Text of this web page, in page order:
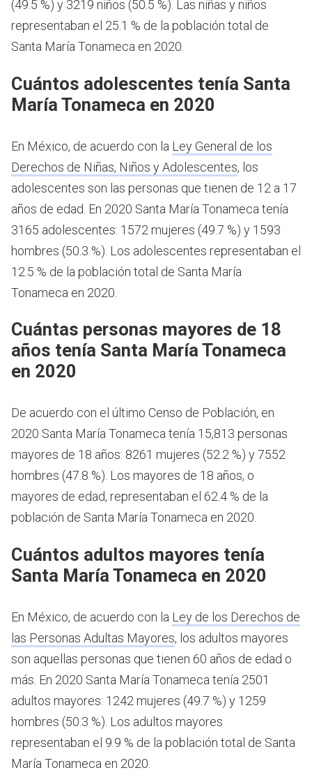
(49.5 %) y 3219 niños (50.5 %). Las niñas y niños
representaban el 25.1 % de la población total de
Santa María Tonameca en 2020.
Cuántos adolescentes tenía Santa
María Tonameca en 2020
En México, de acuerdo con la Ley General de los
Derechos de Niñas, Niños y Adolescentes, los
adolescentes son las personas que tienen de 12 a 17
años de edad. En 2020 Santa María Tonameca tenía
3165 adolescentes: 1572 mujeres (49.7 %) y 1593
hombres (50.3 %). Los adolescentes representaban el
12.5 % de la población total de Santa María
Tonameca en 2020.
Cuántas personas mayores de 18
años tenía Santa María Tonameca
en 2020
De acuerdo con el último Censo de Población, en
2020 Santa María Tonameca tenía 15,813 personas
mayores de 18 años: 8261 mujeres (52.2 %) y 7552
hombres (47.8 %). Los mayores de 18 años, o
mayores de edad, representaban el 62.4 % de la
población de Santa María Tonameca en 2020.
Cuántos adultos mayores tenía
Santa María Tonameca en 2020
En México, de acuerdo con la Ley de los Derechos de
las Personas Adultas Mayores, los adultos mayores
son aquellas personas que tienen 60 años de edad o
más. En 2020 Santa María Tonameca tenía 2501
adultos mayores: 1242 mujeres (49.7 %) y 1259
hombres (50.3 %). Los adultos mayores
representaban el 9.9 % de la población total de Santa
María Tonameca en 2020.